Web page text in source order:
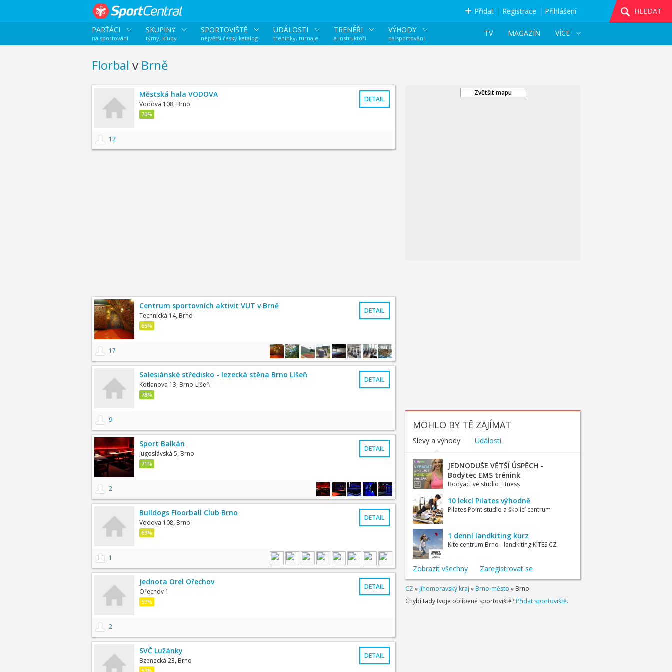
Přidat Registrace Přihlášení
HLEDAT
PARŤÁCI
na sportování
SKUPINY
týmy, kluby
SPORTOVIŠTĚ
největší český katalog
UDÁLOSTI
tréninky, turnaje
TRENÉŘI
a instruktoři
VÝHODY
na sportování
VÍCE
MAGAZÍN
TV
Florbal v Brně
Městská hala VODOVA
Vodova 108, Brno
70%
DETAIL
12
Centrum sportovních aktivit VUT v Brně
Technická 14, Brno
65%
DETAIL
17
Salesiánské středisko - lezecká stěna Brno Líšeň
Kotlanova 13, Brno-Líšeň
78%
DETAIL
9
Sport Balkán
Jugoslávská 5, Brno
71%
DETAIL
2
Bulldogs Floorball Club Brno
Vodova 108, Brno
63%
DETAIL
1
Jednota Orel Ořechov
Ořechov 1
57%
DETAIL
2
SVČ Lužánky
Bzenecká 23, Brno
DETAIL
Zvětšit mapu
MOHLO BY TĚ ZAJÍMAT
Slevy a výhody Události
JEDNODUŠE VĚTŠÍ ÚSPĚCH -
Bodytec EMS trénink
Bodyactive studio Fitness
10 lekcí Pilates výhodně
Pilates Point studio a školící centrum
1 denní landkiting kurz
Kite centrum Brno - landkiting KITES.CZ
Zobrazit všechny Zaregistrovat se
CZ» Jihomoravský kraj » Brno-město » Brno
Chybí tady tvoje oblíbené sportoviště? Přidat sportoviště.